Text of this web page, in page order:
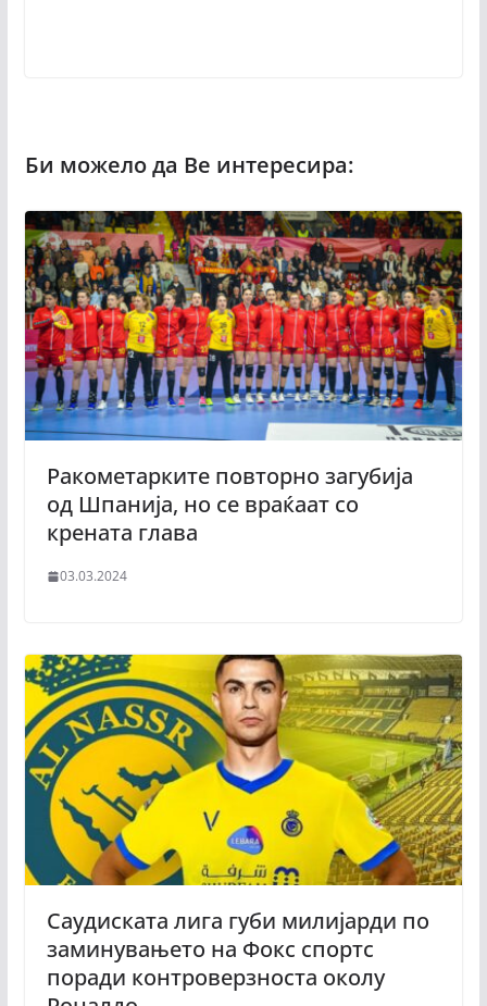
Ракометарките повторно загубија
од Шпанија, но се враќаат со
крената глава
03.03.2024
Саудиската лига губи милијарди по
заминувањето на Фокс спортс
поради контроверзноста околу